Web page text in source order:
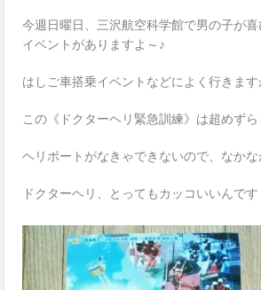
今週日曜日、三沢航空科学館で男の子が
イベントがありますよ～♪
はしご車搭乗イベントなどによく行きます
この《ドクターヘリ緊急訓練》は超めずら
ヘリポートがなきゃできないので、なかな
ドクターヘリ、とってもカッコいいんです